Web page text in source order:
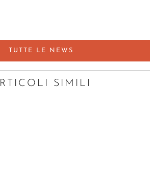
TUTTE LE NEWS
ARTICOLI SIMILI